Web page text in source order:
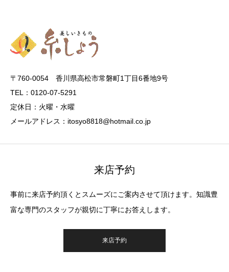
〒760-0054 香川県高松市常磐町1丁目6番地9号
TEL：0120-07-5291
定休日：火曜・水曜
メールアドレス：itosyo8818@hotmail.co.jp
来店予約
事前に来店予約頂くとスムーズにご案内させて頂けます。知識豊
富な専門のスタッフが親切に丁寧にお答えします。
来店予約